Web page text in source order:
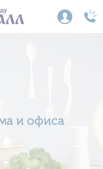
и офиса